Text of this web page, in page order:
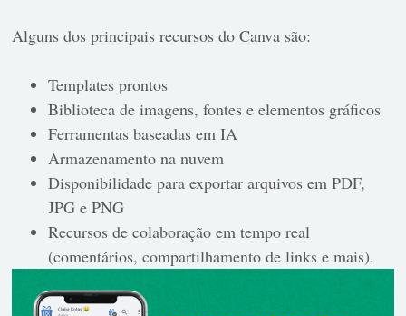
Alguns dos principais recursos do Canva são:
Templates prontos
Biblioteca de imagens, fontes e elementos gráficos
Ferramentas baseadas em IA
Armazenamento na nuvem
Disponibilidade para exportar arquivos em PDF,
JPG e PNG
Recursos de colaboração em tempo real
(comentários, compartilhamento de links e mais).